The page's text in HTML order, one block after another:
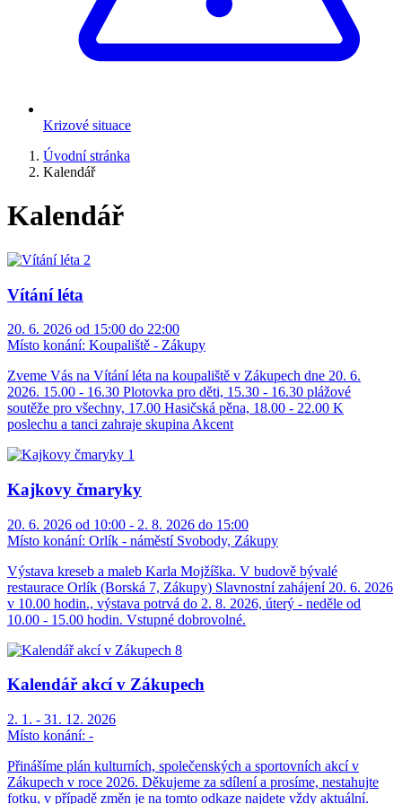
Krizové situace
Úvodní stránka
Kalendář
Kalendář
Vítání léta
20. 6. 2026 od 15:00 do 22:00
Místo konání: Koupaliště - Zákupy
Zveme Vás na Vítání léta na koupaliště v Zákupech dne 20. 6.
2026. 15.00 - 16.30 Plotovka pro děti, 15.30 - 16.30 plážové
soutěže pro všechny, 17.00 Hasičská pěna, 18.00 - 22.00 K
poslechu a tanci zahraje skupina Akcent
Kajkovy čmaryky
20. 6. 2026 od 10:00 - 2. 8. 2026 do 15:00
Místo konání: Orlík - náměstí Svobody, Zákupy
Výstava kreseb a maleb Karla Mojžíška. V budově bývalé
restaurace Orlík (Borská 7, Zákupy) Slavnostní zahájení 20. 6. 2026
v 10.00 hodin., výstava potrvá do 2. 8. 2026, úterý - neděle od
10.00 - 15.00 hodin. Vstupné dobrovolné.
Kalendář akcí v Zákupech
2. 1. - 31. 12. 2026
Místo konání: -
Přinášíme plán kulturních, společenských a sportovních akcí v
Zákupech v roce 2026. Děkujeme za sdílení a prosíme, nestahujte
fotku, v případě změn je na tomto odkaze najdete vždy aktuální.